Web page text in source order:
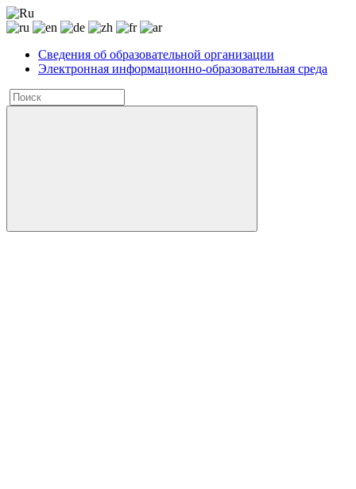
Сведения об образовательной организации
Электронная информационно-образовательная среда